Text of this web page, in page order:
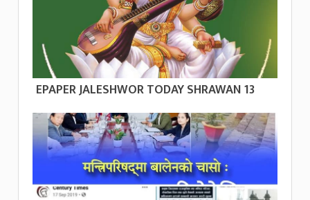
EPAPER JALESHWOR TODAY SHRAWAN 13